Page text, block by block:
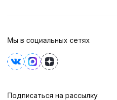
Мы в социальных сетях
Подписаться на рассылку